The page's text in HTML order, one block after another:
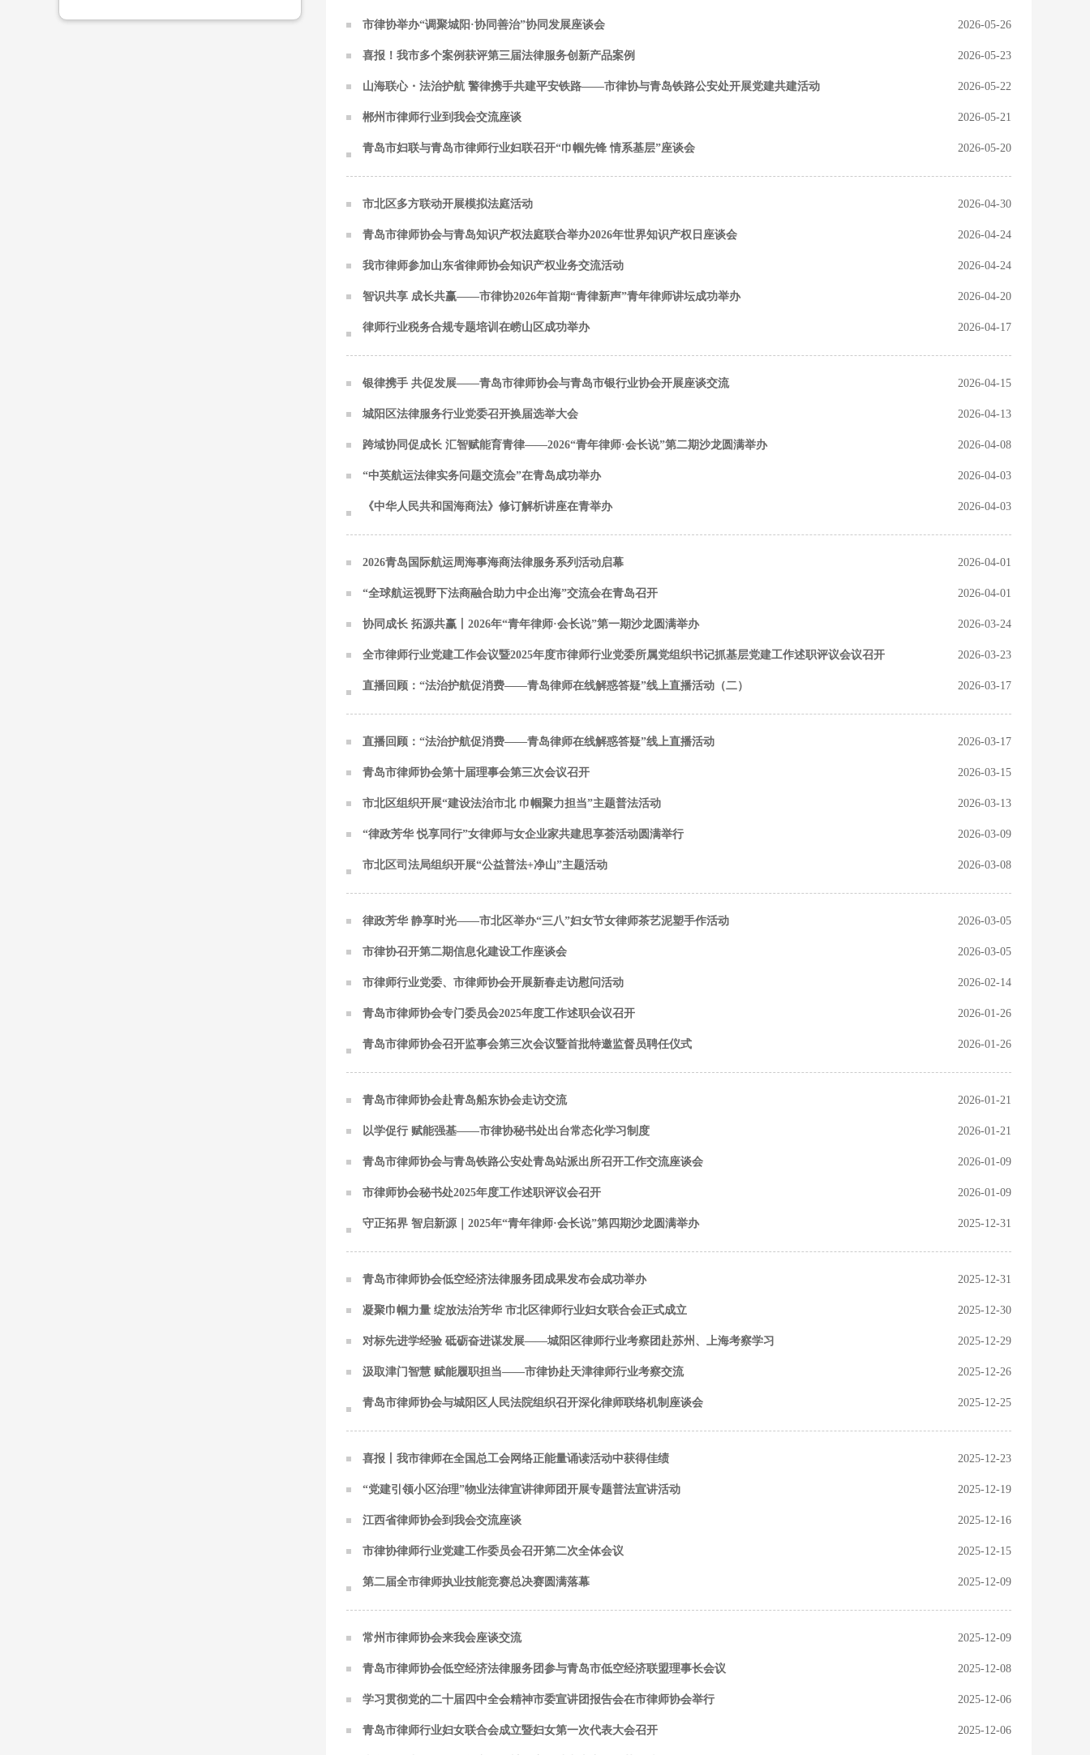
市律协举办“调聚城阳·协同善治”协同发展座谈会 2026-05-26
喜报！我市多个案例获评第三届法律服务创新产品案例 2026-05-23
山海联心・法治护航 警律携手共建平安铁路——市律协与青岛铁路公安处开展党建共建活动 2026-05-22
郴州市律师行业到我会交流座谈 2026-05-21
青岛市妇联与青岛市律师行业妇联召开“巾帼先锋 情系基层”座谈会 2026-05-20
市北区多方联动开展模拟法庭活动 2026-04-30
青岛市律师协会与青岛知识产权法庭联合举办2026年世界知识产权日座谈会 2026-04-24
我市律师参加山东省律师协会知识产权业务交流活动 2026-04-24
智识共享 成长共赢——市律协2026年首期“青律新声”青年律师讲坛成功举办 2026-04-20
律师行业税务合规专题培训在崂山区成功举办 2026-04-17
银律携手 共促发展——青岛市律师协会与青岛市银行业协会开展座谈交流 2026-04-15
城阳区法律服务行业党委召开换届选举大会 2026-04-13
跨域协同促成长 汇智赋能育青律——2026“青年律师·会长说”第二期沙龙圆满举办 2026-04-08
“中英航运法律实务问题交流会”在青岛成功举办 2026-04-03
《中华人民共和国海商法》修订解析讲座在青举办 2026-04-03
2026青岛国际航运周海事海商法律服务系列活动启幕 2026-04-01
“全球航运视野下法商融合助力中企出海”交流会在青岛召开 2026-04-01
协同成长 拓源共赢丨2026年“青年律师·会长说”第一期沙龙圆满举办 2026-03-24
全市律师行业党建工作会议暨2025年度市律师行业党委所属党组织书记抓基层党建工作述职评议会议召开 2026-03-23
直播回顾：“法治护航促消费——青岛律师在线解惑答疑”线上直播活动（二） 2026-03-17
直播回顾：“法治护航促消费——青岛律师在线解惑答疑”线上直播活动 2026-03-17
青岛市律师协会第十届理事会第三次会议召开 2026-03-15
市北区组织开展“建设法治市北 巾帼聚力担当”主题普法活动 2026-03-13
“律政芳华 悦享同行”女律师与女企业家共建思享荟活动圆满举行 2026-03-09
市北区司法局组织开展“公益普法+净山”主题活动 2026-03-08
律政芳华 静享时光——市北区举办“三八”妇女节女律师茶艺泥塑手作活动 2026-03-05
市律协召开第二期信息化建设工作座谈会 2026-03-05
市律师行业党委、市律师协会开展新春走访慰问活动 2026-02-14
青岛市律师协会专门委员会2025年度工作述职会议召开 2026-01-26
青岛市律师协会召开监事会第三次会议暨首批特邀监督员聘任仪式 2026-01-26
青岛市律师协会赴青岛船东协会走访交流 2026-01-21
以学促行 赋能强基——市律协秘书处出台常态化学习制度 2026-01-21
青岛市律师协会与青岛铁路公安处青岛站派出所召开工作交流座谈会 2026-01-09
市律师协会秘书处2025年度工作述职评议会召开 2026-01-09
守正拓界 智启新源｜2025年“青年律师·会长说”第四期沙龙圆满举办 2025-12-31
青岛市律师协会低空经济法律服务团成果发布会成功举办 2025-12-31
凝聚巾帼力量 绽放法治芳华 市北区律师行业妇女联合会正式成立 2025-12-30
对标先进学经验 砥砺奋进谋发展——城阳区律师行业考察团赴苏州、上海考察学习 2025-12-29
汲取津门智慧 赋能履职担当——市律协赴天津律师行业考察交流 2025-12-26
青岛市律师协会与城阳区人民法院组织召开深化律师联络机制座谈会 2025-12-25
喜报丨我市律师在全国总工会网络正能量诵读活动中获得佳绩 2025-12-23
“党建引领小区治理”物业法律宣讲律师团开展专题普法宣讲活动 2025-12-19
江西省律师协会到我会交流座谈 2025-12-16
市律协律师行业党建工作委员会召开第二次全体会议 2025-12-15
第二届全市律师执业技能竞赛总决赛圆满落幕 2025-12-09
常州市律师协会来我会座谈交流 2025-12-09
青岛市律师协会低空经济法律服务团参与青岛市低空经济联盟理事长会议 2025-12-08
学习贯彻党的二十届四中全会精神市委宣讲团报告会在市律师协会举行 2025-12-06
青岛市律师行业妇女联合会成立暨妇女第一次代表大会召开 2025-12-06